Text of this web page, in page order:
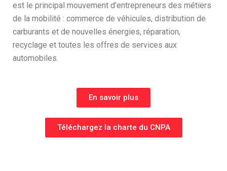
est le principal mouvement d’entrepreneurs des métiers
de la mobilité : commerce de véhicules, distribution de
carburants et de nouvelles énergies, réparation,
recyclage et toutes les offres de services aux
automobiles.
En savoir plus
Téléchargez la charte du CNPA